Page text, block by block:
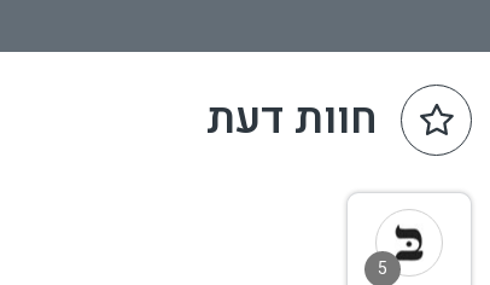
חוות דעת
5